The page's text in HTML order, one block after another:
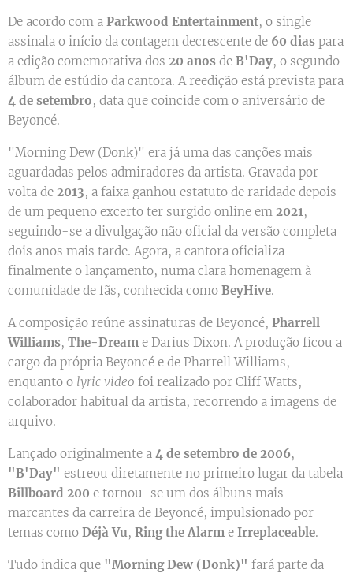
De acordo com a Parkwood Entertainment, o single
assinala o início da contagem decrescente de 60 dias para
a edição comemorativa dos 20 anos de B'Day, o segundo
álbum de estúdio da cantora. A reedição está prevista para
4 de setembro, data que coincide com o aniversário de
Beyoncé.
"Morning Dew (Donk)" era já uma das canções mais
aguardadas pelos admiradores da artista. Gravada por
volta de 2013, a faixa ganhou estatuto de raridade depois
de um pequeno excerto ter surgido online em 2021 ,
seguindo-se a divulgação não oficial da versão completa
dois anos mais tarde. Agora, a cantora oficializa
finalmente o lançamento, numa clara homenagem à
comunidade de fãs, conhecida como BeyHive.
A composição reúne assinaturas de Beyoncé, Pharrell
Williams, The-Dream e Darius Dixon. A produção ficou a
cargo da própria Beyoncé e de Pharrell Williams,
enquanto o lyric video foi realizado por Cliff Watts,
colaborador habitual da artista, recorrendo a imagens de
arquivo.
Lançado originalmente a 4 de setembro de 2006,
"B'Day" estreou diretamente no primeiro lugar da tabela
Billboard 200 e tornou-se um dos álbuns mais
marcantes da carreira de Beyoncé, impulsionado por
temas como Déjà Vu, Ring the Alarm e Irreplaceable.
Tudo indica que "Morning Dew (Donk)" fará parte da